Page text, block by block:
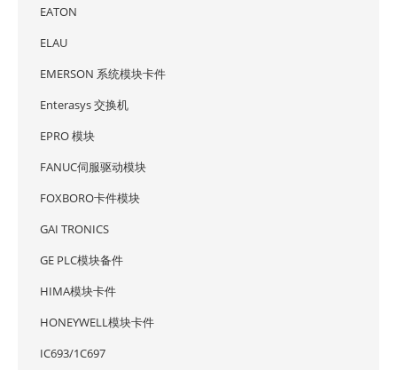
EATON
ELAU
EMERSON 系统模块卡件
Enterasys 交换机
EPRO 模块
FANUC伺服驱动模块
FOXBORO卡件模块
GAI TRONICS
GE PLC模块备件
HIMA模块卡件
HONEYWELL模块卡件
IC693/1C697